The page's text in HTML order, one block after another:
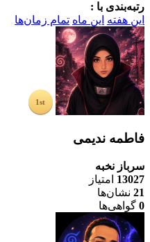
رتبه‌بندی با :
این هفته این ماه تمام زمان‌ها
فاطمه ندیمی
سرباز نخبه
13027 امتیاز
21 نشان‌ها
0 گواهی‌ها